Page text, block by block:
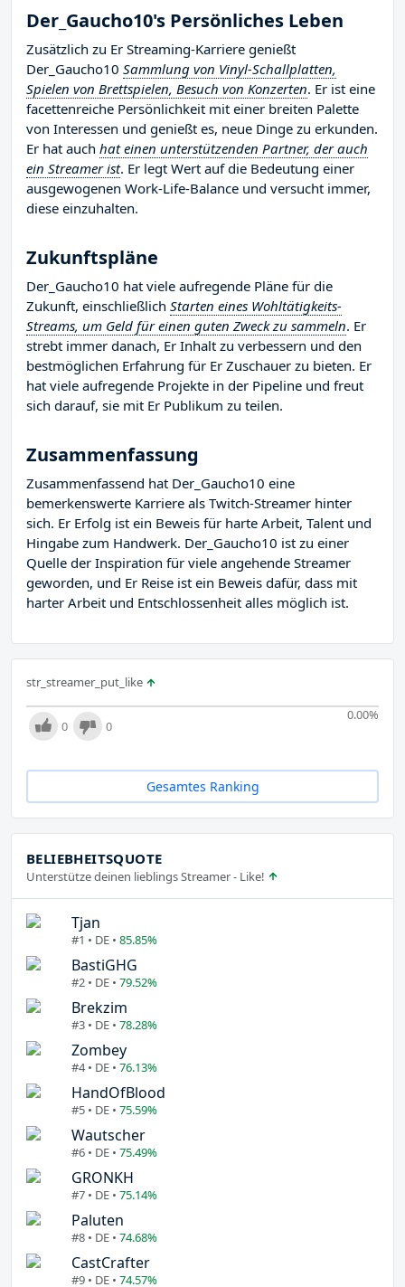
Der_Gaucho10's Persönliches Leben
Zusätzlich zu Er Streaming-Karriere genießt
Der_Gaucho10 Sammlung von Vinyl-Schallplatten,
Spielen von Brettspielen, Besuch von Konzerten. Er ist eine
facettenreiche Persönlichkeit mit einer breiten Palette
von Interessen und genießt es, neue Dinge zu erkunden.
Er hat auch hat einen unterstützenden Partner, der auch
ein Streamer ist. Er legt Wert auf die Bedeutung einer
ausgewogenen Work-Life-Balance und versucht immer,
diese einzuhalten.
Zukunftspläne
Der_Gaucho10 hat viele aufregende Pläne für die
Zukunft, einschließlich Starten eines Wohltätigkeits-
Streams, um Geld für einen guten Zweck zu sammeln. Er
strebt immer danach, Er Inhalt zu verbessern und den
bestmöglichen Erfahrung für Er Zuschauer zu bieten. Er
hat viele aufregende Projekte in der Pipeline und freut
sich darauf, sie mit Er Publikum zu teilen.
Zusammenfassung
Zusammenfassend hat Der_Gaucho10 eine
bemerkenswerte Karriere als Twitch-Streamer hinter
sich. Er Erfolg ist ein Beweis für harte Arbeit, Talent und
Hingabe zum Handwerk. Der_Gaucho10 ist zu einer
Quelle der Inspiration für viele angehende Streamer
geworden, und Er Reise ist ein Beweis dafür, dass mit
harter Arbeit und Entschlossenheit alles möglich ist.
str_streamer_put_like
0.00%
0 0
Gesamtes Ranking
BELIEBHEITSQUOTE
Unterstütze deinen lieblings Streamer - Like!
Tjan
#1 • DE • 85.85%
BastiGHG
#2 • DE • 79.52%
Brekzim
#3 • DE • 78.28%
Zombey
#4 • DE • 76.13%
HandOfBlood
#5 • DE • 75.59%
Wautscher
#6 • DE • 75.49%
GRONKH
#7 • DE • 75.14%
Paluten
#8 • DE • 74.68%
CastCrafter
#9 • DE • 74.57%